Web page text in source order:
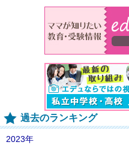
過去のランキング
2023年